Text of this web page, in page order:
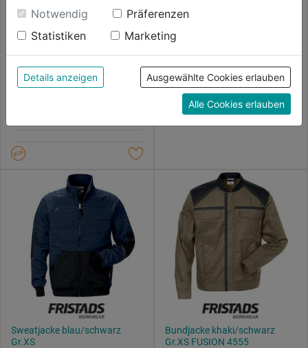
warnorange
0.0 (0)
5
0.0
5
Sternen.
99,99€
Sweatjacke blau/schwarz
Gr.XS
Bundjacke khaki/schwarz
Gr.XS FUSION 4555
Einwilligung werden die Daten von Drittanbieter,
unter anderem auch in den USA, verarbeitet.
Durch Klick auf "Alle Cookies erlauben" stimmst du
der Verwendung aller Cookies zu. Unter "Details
anzeigen" findest du alle Infos zu den
unterschiedlichen Cookies, unter "Cookies
Konfigurieren" kannst du auswählen, welche Cookies
du zulassen möchtest und welche nicht.
Datenschutzerklärung.
Notwendig
Präferenzen
Statistiken
Marketing
Details anzeigen Ausgewählte Cookies erlauben
Alle Cookies erlauben